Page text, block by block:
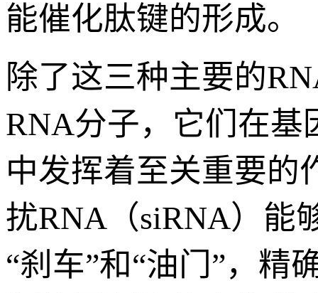
能催化肽键的形成。
除了这三种主要的
RNA分子，它们在基
中发挥着至关重要的
扰RNA（siRNA）能
“刹车”和“油门”，精